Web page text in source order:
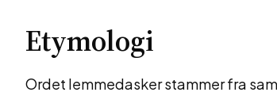
Etymologi
Ordet lemmedasker stammer fra